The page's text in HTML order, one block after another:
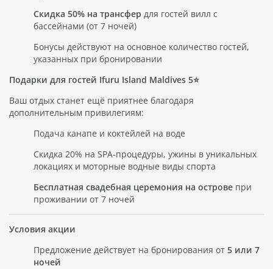
Скидка 50% на трансфер для гостей вилл с
бассейнами (от 7 ночей)
Бонусы действуют на основное количество гостей,
указанных при бронировании
Подарки для гостей Ifuru Island Maldives 5⭐️
Ваш отдых станет ещё приятнее благодаря
дополнительным привилегиям:
Подача канапе и коктейлей на воде
Скидка 20% на SPA-процедуры, ужины в уникальных
локациях и моторные водные виды спорта
Бесплатная свадебная церемония на острове при
проживании от 7 ночей
Условия акции
Предложение действует на бронирования от 5 или 7
ночей